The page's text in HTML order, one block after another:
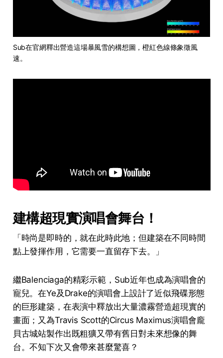
Sub在官網釋出營造這場暴風雪的構想圖，橙紅色線條象徵風
速。
建構超現實演唱會舞台！
「時尚是即時的，就在此時此地；但建築在不同時間
點上發揮作用，它需要一直留存下去。」
繼Balenciaga的精彩示範，Sub近年也成為演唱會的
寵兒。在Ye及Drake的演唱會上設計了近似飛碟形態
的巨形建築，在表演中釋放出大量濃霧營造超現實的
畫面；又為Travis Scott的Circus Maximus演唱會龐
貝古城站製作出既粗獷又帶有舊日對未來想像的舞
台。不知下次又會帶來甚麼驚喜？